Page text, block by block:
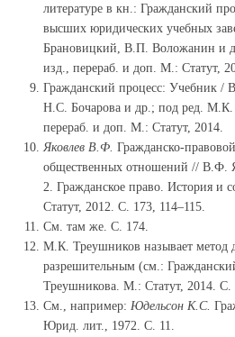
литературе в кн.: Гражданский
высших юридических учебных
Брановицкий, В.П. Воложанин и
изд., перераб. и доп. М.: Статут,
Гражданский процесс: Учебник /
Н.С. Бочарова и др.; под ред. М.К.
перераб. и доп. М.: Статут, 2014.
Яковлев В.Ф. Гражданско-
общественных отношений // В.Ф.
2. Гражданское право. История и
Статут, 2012. С. 173, 114–115.
См. там же. С. 174.
М.К. Треушников называет метод
разрешительным (см.:
Треушникова. М.: Статут, 2014. С.
См., например: Юдельсон К.С.
Юрид. лит., 1972. С. 11.